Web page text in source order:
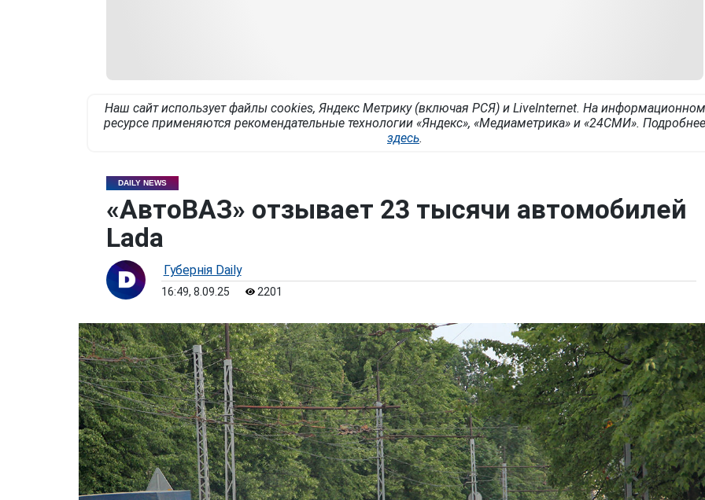
Наш сайт использует файлы cookies, Яндекс Метрику (включая РСЯ) и LiveInternet. На информационном
ресурсе применяются рекомендательные технологии «Яндекс», «Медиаметрика» и «24СМИ». Подробнее
здесь.
DAILY NEWS
«АвтоВАЗ» отзывает 23 тысячи автомобилей
Lada
Губернiя Daily
16:49, 8.09.25 2201